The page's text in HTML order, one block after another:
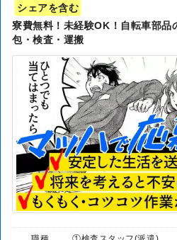
シェアを含む
寮費無料！未経験OK！自転車部品
包・検査・運搬